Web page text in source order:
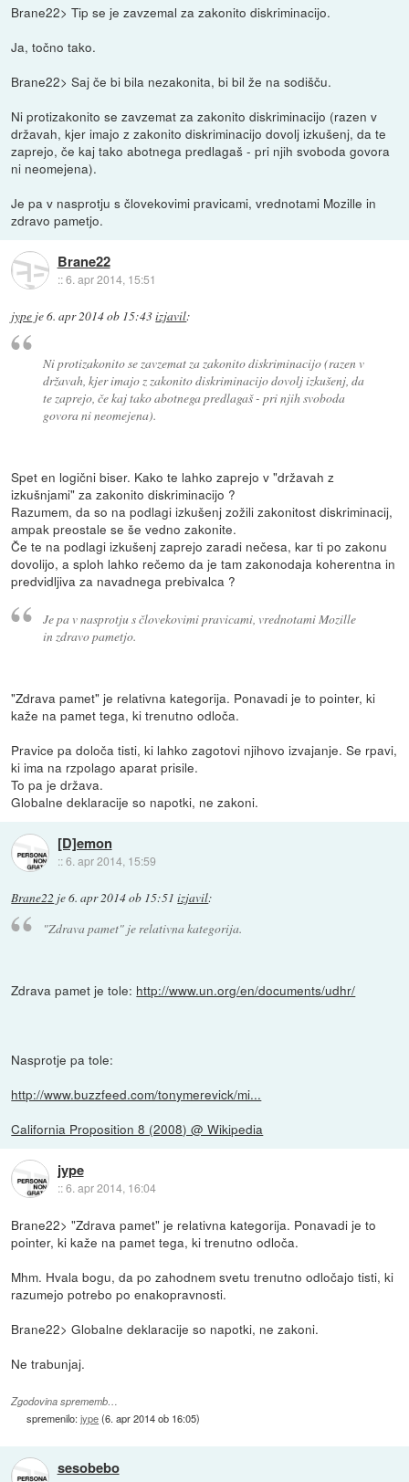
Brane22> Tip se je zavzemal za zakonito diskriminacijo.
Ja, točno tako.
Brane22> Saj če bi bila nezakonita, bi bil že na sodišču.
Ni protizakonito se zavzemat za zakonito diskriminacijo (razen v
državah, kjer imajo z zakonito diskriminacijo dovolj izkušenj, da te
zaprejo, če kaj tako abotnega predlagaš - pri njih svoboda govora
ni neomejena).
Je pa v nasprotju s človekovimi pravicami, vrednotami Mozille in
zdravo pametjo.
Brane22
::6. apr 2014, 15:51
jype je6. apr 2014 ob 15:43izjavil:
Ni protizakonito se zavzemat za zakonito diskriminacijo (razen v
državah, kjer imajo z zakonito diskriminacijo dovolj izkušenj, da
te zaprejo, če kaj tako abotnega predlagaš - pri njih svoboda
govora ni neomejena).
Spet en logični biser. Kako te lahko zaprejo v "državah z
izkušnjami" za zakonito diskriminacijo ?
Razumem, da so na podlagi izkušenj zožili zakonitost diskriminacij,
ampak preostale se še vedno zakonite.
Če te na podlagi izkušenj zaprejo zaradi nečesa, kar ti po zakonu
dovolijo, a sploh lahko rečemo da je tam zakonodaja koherentna in
predvidljiva za navadnega prebivalca ?
Je pa v nasprotju s človekovimi pravicami, vrednotami Mozille
in zdravo pametjo.
"Zdrava pamet" je relativna kategorija. Ponavadi je to pointer, ki
kaže na pamet tega, ki trenutno odloča.
Pravice pa določa tisti, ki lahko zagotovi njihovo izvajanje. Se rpavi,
ki ima na rzpolago aparat prisile.
To pa je država.
Globalne deklaracije so napotki, ne zakoni.
[D]emon
::6. apr 2014, 15:59
Brane22 je6. apr 2014 ob 15:51 izjavil:
"Zdrava pamet" je relativna kategorija.
Zdrava pamet je tole: http://www.un.org/en/documents/udhr/
Nasprotje pa tole:
http://www.buzzfeed.com/tonymerevick/mi...
California Proposition 8 (2008) @ Wikipedia
jype
::6. apr 2014, 16:04
Brane22> "Zdrava pamet" je relativna kategorija. Ponavadi je to
pointer, ki kaže na pamet tega, ki trenutno odloča.
Mhm. Hvala bogu, da po zahodnem svetu trenutno odločajo tisti, ki
razumejo potrebo po enakopravnosti.
Brane22> Globalne deklaracije so napotki, ne zakoni.
Ne trabunjaj.
Zgodovina sprememb…
spremenilo:jype(6. apr 2014 ob 16:05)
sesobebo